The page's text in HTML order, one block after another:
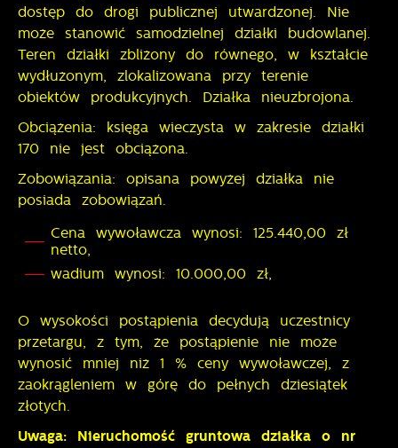
dostęp do drogi publicznej utwardzonej. Nie
może stanowić samodzielnej działki budowlanej.
Teren działki zbliżony do równego, w kształcie
wydłużonym, zlokalizowana przy terenie
obiektów produkcyjnych. Działka nieuzbrojona.
Obciążenia: księga wieczysta w zakresie działki
170 nie jest obciążona.
Zobowiązania: opisana powyżej działka nie
posiada zobowiązań.
Cena wywoławcza wynosi: 125.440,00 zł
netto,
wadium wynosi: 10.000,00 zł,
O wysokości postąpienia decydują uczestnicy
przetargu, z tym, że postąpienie nie może
wynosić mniej niż 1 % ceny wywoławczej, z
zaokrągleniem w górę do pełnych dziesiątek
złotych.
Uwaga: Nieruchomość gruntowa działka o nr